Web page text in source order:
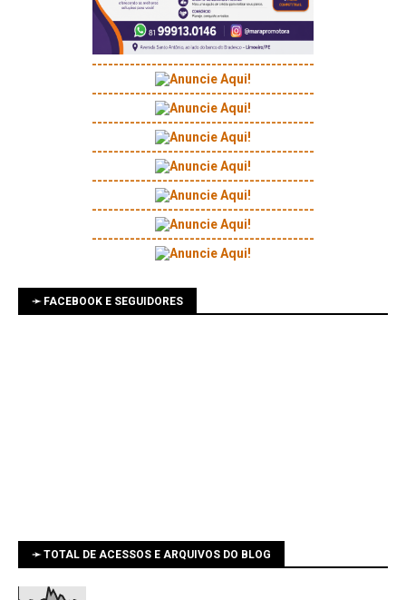
-----------------------------------------
-----------------------------------------
-----------------------------------------
-----------------------------------------
-----------------------------------------
-----------------------------------------
-----------------------------------------
➛ FACEBOOK E SEGUIDORES
➛ TOTAL DE ACESSOS E ARQUIVOS DO BLOG